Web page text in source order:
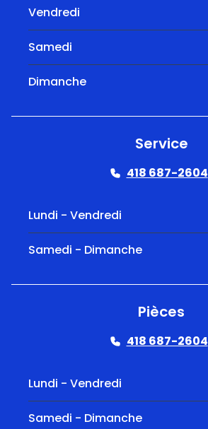
Vendredi
Samedi
Dimanche
Service
418 687-2604
Lundi - Vendredi
Samedi - Dimanche
Pièces
418 687-2604
Lundi - Vendredi
Samedi - Dimanche